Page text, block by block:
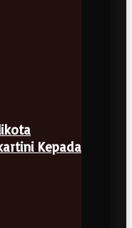
Kepada